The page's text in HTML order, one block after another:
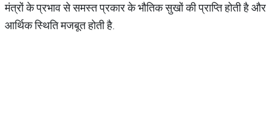
मंत्रों के प्रभाव से समस्त प्रकार के भौतिक सुखों की प्राप्ति होती है और
आर्थिक स्थिति मजबूत होती है.